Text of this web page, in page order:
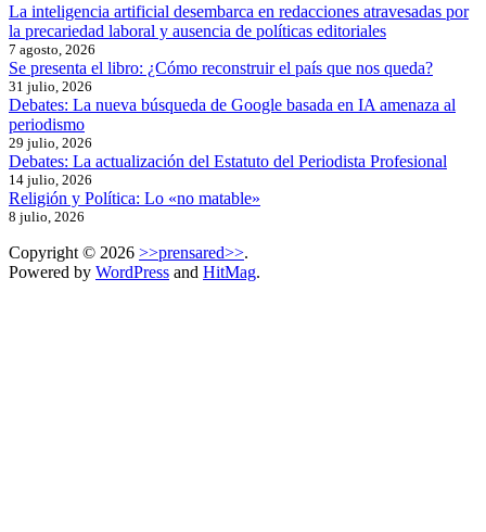
La inteligencia artificial desembarca en redacciones atravesadas por
la precariedad laboral y ausencia de políticas editoriales
7 agosto, 2026
Se presenta el libro: ¿Cómo reconstruir el país que nos queda?
31 julio, 2026
Debates: La nueva búsqueda de Google basada en IA amenaza al
periodismo
29 julio, 2026
Debates: La actualización del Estatuto del Periodista Profesional
14 julio, 2026
Religión y Política: Lo «no matable»
8 julio, 2026
Copyright © 2026 >>prensared>>.
Powered by WordPress and HitMag.